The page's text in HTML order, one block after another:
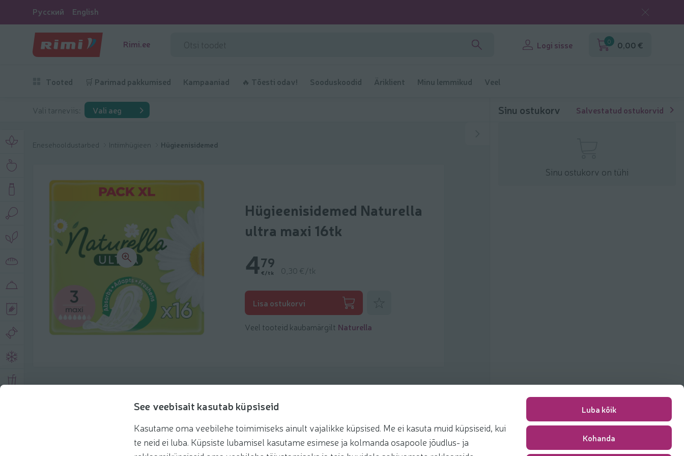
See veebisait kasutab küpsiseid
Kasutame oma veebilehe toimimiseks ainult vajalikke küpsised. Me ei kasuta muid küpsiseid, kui
te neid ei luba. Küpsiste lubamisel kasutame esimese ja kolmanda osapoole jõudlus- ja
Luba kõik
Kohanda
Русский English
Rimi.ee Logi sisse 0 0,00 €
Tooted 🛒 Parimad pakkumised Kampaaniad 🔥 Tõesti odav! Sooduskoodid Äriklient Minu lemmikud Veel
Vali tarneviis: Vali aeg
Enesehooldustarbed Intiimhügieen Hügieenisidemed
Hügieenisidemed Naturella
ultra maxi 16tk
479
€/tk 0,30 €/tk
Lisa ostukorvi
Veel tooteid kaubamärgilt Naturella
Soovitatud tooted
Sinu ostukorv Salvestatud ostukorvid
Sinu ostukorv on tühi